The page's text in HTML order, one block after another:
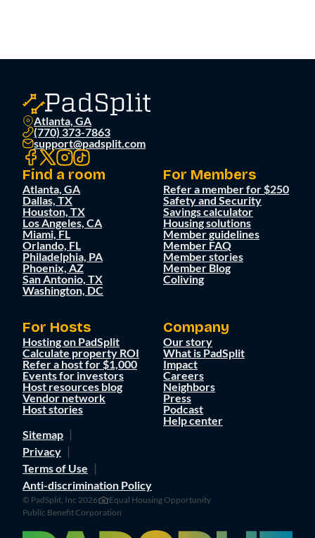
Atlanta, GA
(770) 373-7863
support@padsplit.com
Find a room
Atlanta, GA
Dallas, TX
Houston, TX
Los Angeles, CA
Miami, FL
Orlando, FL
Philadelphia, PA
Phoenix, AZ
San Antonio, TX
Washington, DC
For Members
Refer a member for $250
Safety and Security
Savings calculator
Housing solutions
Member guidelines
Member FAQ
Member stories
Member Blog
Coliving
For Hosts
Hosting on PadSplit
Calculate property ROI
Refer a host for $1,000
Events for investors
Host resources blog
Vendor network
Host stories
Company
Our story
What is PadSplit
Impact
Careers
Neighbors
Press
Podcast
Help center
Sitemap
Privacy
Terms of Use
Anti-discrimination Policy
© PadSplit, Inc 2026
Equal Housing Opportunity
Public Benefit Corporation